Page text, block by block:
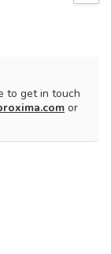
to get in touch
or